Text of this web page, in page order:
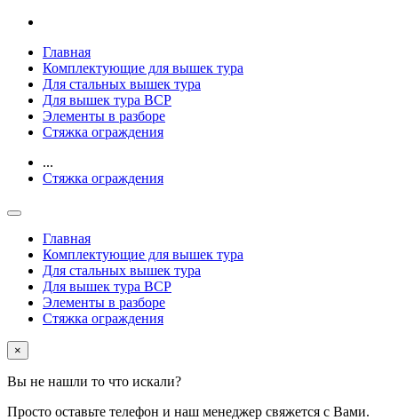
Главная
Комплектующие для вышек тура
Для стальных вышек тура
Для вышек тура ВСР
Элементы в разборе
Стяжка ограждения
...
Стяжка ограждения
Главная
Комплектующие для вышек тура
Для стальных вышек тура
Для вышек тура ВСР
Элементы в разборе
Стяжка ограждения
×
Вы не нашли то что искали?
Просто оставьте телефон и наш менеджер свяжется с Вами.